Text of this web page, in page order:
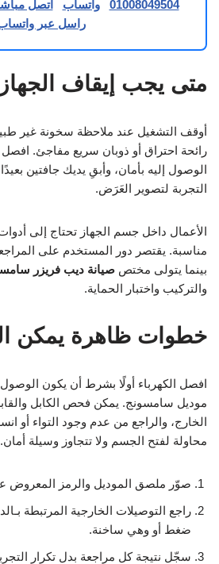
01008049504 واتساب
اتصل مباشرة:
راسل عبر
متى يجب إيقاف
أوقف التشغيل عند ملاحظة سخونة غير
رائحة احتراق أو ذوبان سريع مفاجئ.
الوصول إليه بأمان، وأبقِ يديك جافتين
التجربة لتصوير العَرَض.
الأعمال داخل جسم الجهاز تحتاج إلى
مناسبة. يقتصر دور المستخدم على
بينما يتولى مختص صيانة ديب فريزر
والتركيب واختبار الحماية.
خطوات ظاهرة يمكن
افصل الكهرباء أولًا بشرط أن يكون الوصول
موديل سامسونج. يمكن فحص الكابل
الخارج، والراجع من عدم وجود التواء أو
محاولة لفتح الجسم ولا تتجاوز وسيلة أمان.
صوّر ملصق الموديل والرمز المعروض
راجع التوصيلات الخارجية المرتبطة
ضغط أو وهي ساخنة.
سجّل نتيجة كل مراجعة بدل تكرار